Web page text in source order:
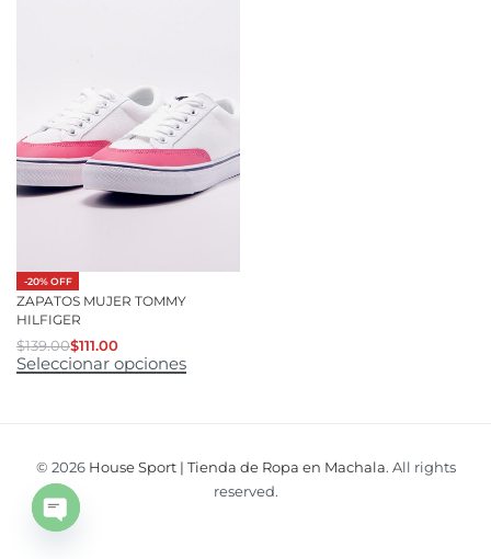
-20% OFF
ZAPATOS MUJER TOMMY
HILFIGER
$139.00$111.00
Seleccionar opciones
© 2026 House Sport | Tienda de Ropa en Machala. All rights
reserved.
Open